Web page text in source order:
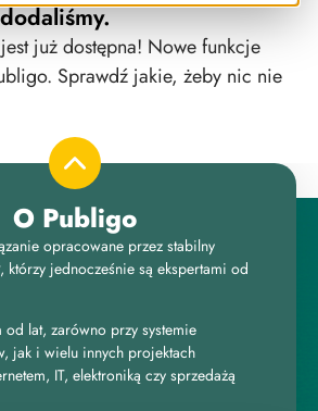
już dostępna! Nowe funkcje
Sprawdź jakie, żeby nic nie
O Publigo
opracowane przez stabilny
którzy jednocześnie są ekspertami od
od lat, zarówno przy systemie
jak i wielu innych projektach
IT, elektroniką czy sprzedażą